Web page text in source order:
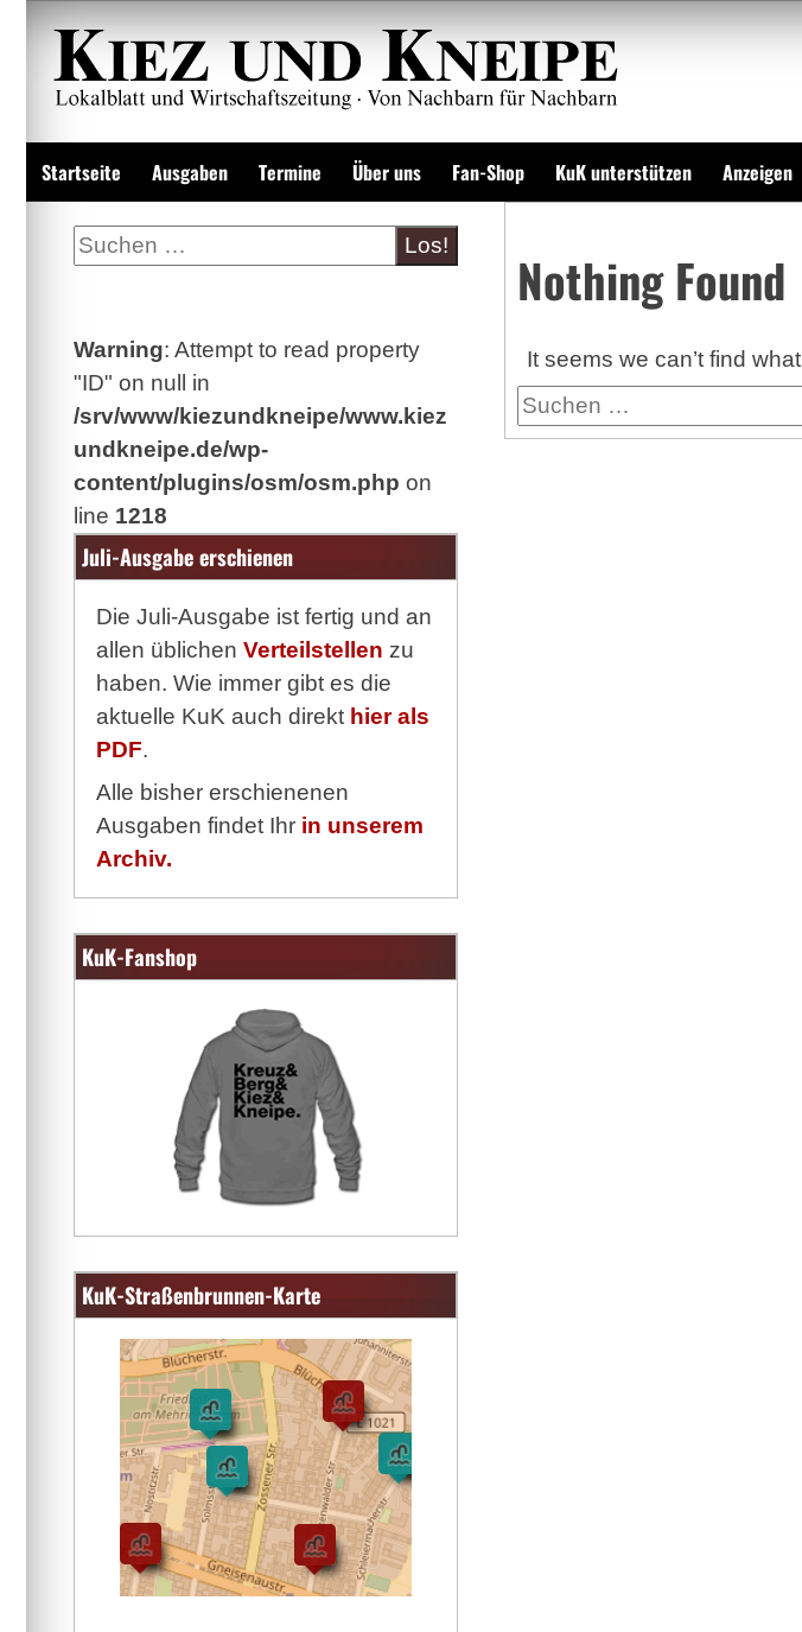
Zum
Inhalt
springen
Startseite Ausgaben Termine Über uns Fan-Shop KuK unterstützen Anzeigen
Nothing Found
It seems we can’t find
Suche
Suche
Warning: Attempt to read property
"ID" on null in
/srv/www/kiezundkneipe/www.kiez
undkneipe.de/wp-
content/plugins/osm/osm.php on
line 1218
Juli-Ausgabe erschienen
Die Juli-Ausgabe ist fertig und an
allen üblichen Verteilstellen zu
haben. Wie immer gibt es die
aktuelle KuK auch direkt hier als
PDF.
Alle bisher erschienenen
Ausgaben findet Ihr in unserem
Archiv.
KuK-Fanshop
KuK-Straßenbrunnen-Karte